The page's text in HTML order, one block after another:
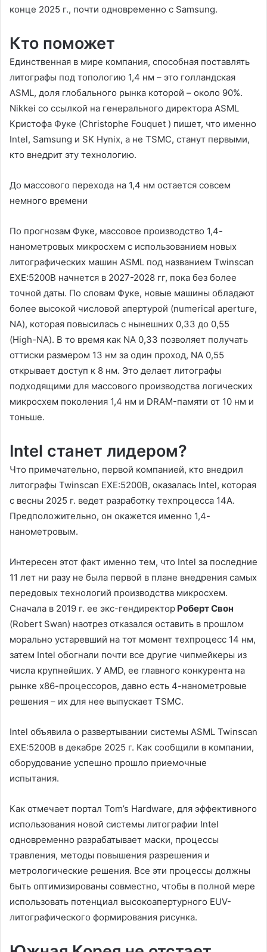
конце 2025 г., почти одновременно с Samsung.
Кто поможет
Единственная в мире компания, способная поставлять
литографы под топологию 1,4 нм – это голландская
ASML, доля глобального рынка которой – около 90%.
Nikkei со ссылкой на генерального директора ASML
Кристофа Фуке (Christophe Fouquet ) пишет, что именно
Intel, Samsung и SK Hynix, а не TSMC, станут первыми,
кто внедрит эту технологию.
До массового перехода на 1,4 нм остается совсем
немного времени
По прогнозам Фуке, массовое производство 1,4-
нанометровых микросхем с использованием новых
литографических машин ASML под названием Twinscan
EXE:5200B начнется в 2027-2028 гг, пока без более
точной даты. По словам Фуке, новые машины обладают
более высокой числовой апертурой (numerical aperture,
NA), которая повысилась с нынешних 0,33 до 0,55
(High-NA). В то время как NA 0,33 позволяет получать
оттиски размером 13 нм за один проход, NA 0,55
открывает доступ к 8 нм. Это делает литографы
подходящими для массового производства логических
микросхем поколения 1,4 нм и DRAM-памяти от 10 нм и
тоньше.
Intel станет лидером?
Что примечательно, первой компанией, кто внедрил
литографы Twinscan EXE:5200B, оказалась Intel, которая
с весны 2025 г. ведет разработку техпроцесса 14А.
Предположительно, он окажется именно 1,4-
нанометровым.
Интересен этот факт именно тем, что Intel за последние
11 лет ни разу не была первой в плане внедрения самых
передовых технологий производства микросхем.
Сначала в 2019 г. ее экс-гендиректор Роберт Свон
(Robert Swan) наотрез отказался оставить в прошлом
морально устаревший на тот момент техпроцесс 14 нм,
затем Intel обогнали почти все другие чипмейкеры из
числа крупнейших. У AMD, ее главного конкурента на
рынке х86-процессоров, давно есть 4-нанометровые
решения – их для нее выпускает TSMC.
Intel объявила о развертывании системы ASML Twinscan
EXE:5200B в декабре 2025 г. Как сообщили в компании,
оборудование успешно прошло приемочные
испытания.
Как отмечает портал Tom’s Hardware, для эффективного
использования новой системы литографии Intel
одновременно разрабатывает маски, процессы
травления, методы повышения разрешения и
метрологические решения. Все эти процессы должны
быть оптимизированы совместно, чтобы в полной мере
использовать потенциал высокоапертурного EUV-
литографического формирования рисунка.